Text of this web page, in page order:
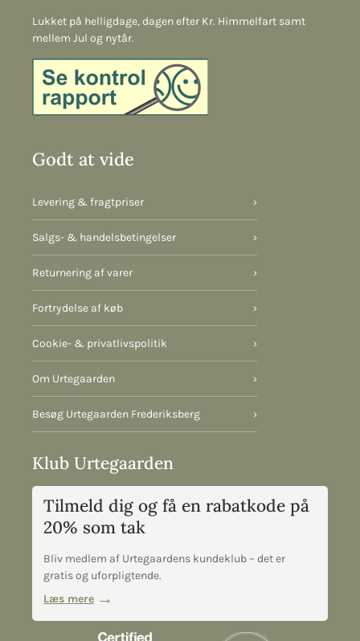
Lukket på helligdage, dagen efter Kr. Himmelfart samt
mellem Jul og nytår.
Godt at vide
Levering & fragtpriser ›
Salgs- & handelsbetingelser ›
Returnering af varer ›
Fortrydelse af køb ›
Cookie- & privatlivspolitik ›
Om Urtegaarden ›
Besøg Urtegaarden Frederiksberg ›
Klub Urtegaarden
Tilmeld dig og få en rabatkode på
20% som tak
Bliv medlem af Urtegaardens kundeklub – det er
gratis og uforpligtende.
Læs mere